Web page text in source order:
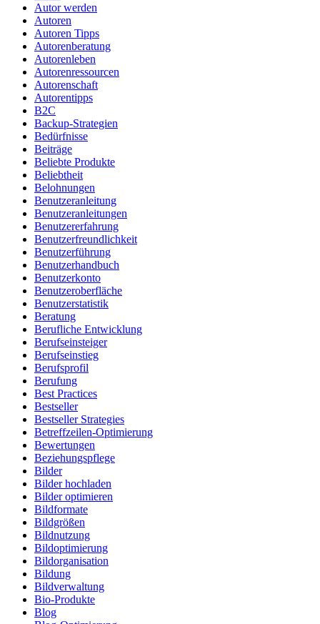
Autor werden
Autoren
Autoren Tipps
Autorenberatung
Autorenleben
Autorenressourcen
Autorenschaft
Autorentipps
B2C
Backup-Strategien
Bedürfnisse
Beiträge
Beliebte Produkte
Beliebtheit
Belohnungen
Benutzeranleitung
Benutzeranleitungen
Benutzererfahrung
Benutzerfreundlichkeit
Benutzerführung
Benutzerhandbuch
Benutzerkonto
Benutzeroberfläche
Benutzerstatistik
Beratung
Berufliche Entwicklung
Berufseinsteiger
Berufseinstieg
Berufsprofil
Berufung
Best Practices
Bestseller
Bestseller Strategies
Betreffzeilen-Optimierung
Bewertungen
Beziehungspflege
Bilder
Bilder hochladen
Bilder optimieren
Bildformate
Bildgrößen
Bildnutzung
Bildoptimierung
Bildorganisation
Bildung
Bildverwaltung
Bio-Produkte
Blog